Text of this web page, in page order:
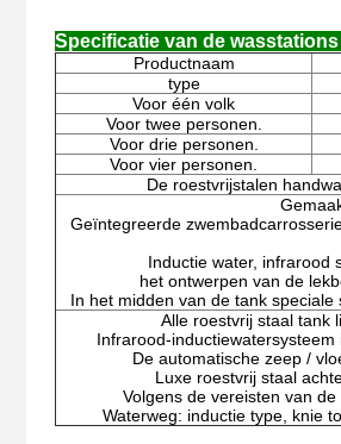
Specificatie van de
Productnaam
type
Voor één volk
Voor twee personen.
Voor drie personen.
Voor vier personen.
De roestvrijstalen
Geïntegreerde
Inductie water, infrarood
het ontwerpen van de
In het midden van de tank
Alle roestvrij staal tank
Infrarood-
De automatische zeep /
Luxe roestvrij staal
Volgens de vereisten van
Waterweg: inductie type, knie